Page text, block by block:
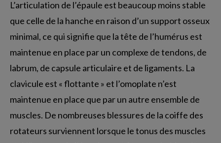
L’articulation de l’épaule est beaucoup moins stable
que celle de la hanche en raison d’un support osseux
minimal, ce qui signifie que la tête de l’humérus est
maintenue en place par un complexe de tendons, de
labrum, de capsule articulaire et de ligaments. La
clavicule est « flottante » et l’omoplate n’est
maintenue en place que par un autre ensemble de
muscles. De nombreuses blessures de la coiffe des
rotateurs surviennent lorsque le tonus des muscles